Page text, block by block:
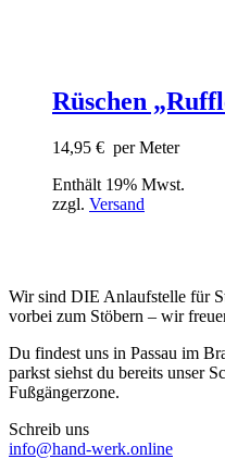
Rüschen
14,95 € per Meter
Enthält 19% Mwst.
zzgl. Versand
Wir sind DIE Anlaufstelle für
vorbei zum Stöbern – wir
Du findest uns in Passau im
parkst siehst du bereits unser
Fußgängerzone.
Schreib uns
info@hand-werk.online